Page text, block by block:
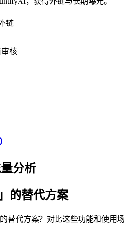
链
审核
分析
的替代方案
替代方案？对比这些功能和使用场